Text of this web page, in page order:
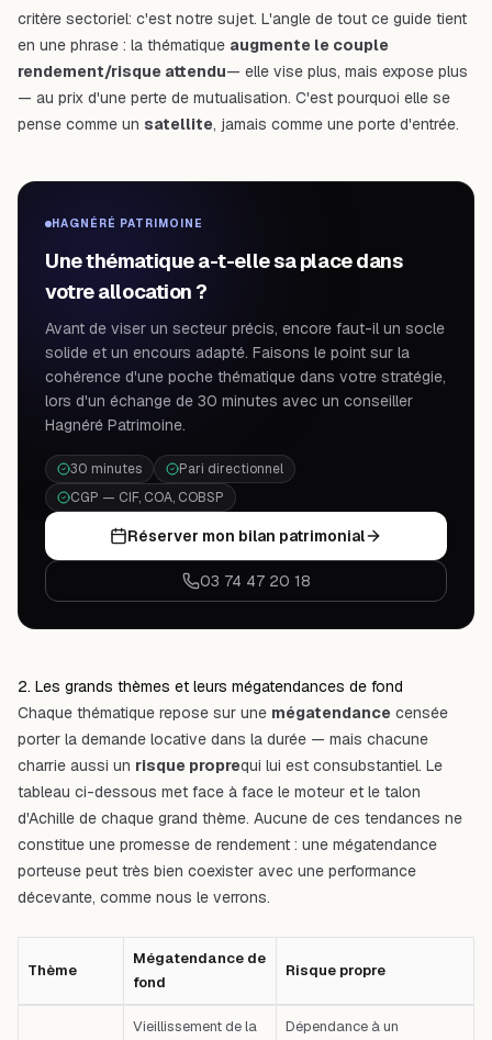
critère sectoriel: c'est notre sujet. L'angle de tout ce guide tient
en une phrase : la thématique augmente le couple
rendement/risque attendu— elle vise plus, mais expose plus
— au prix d'une perte de mutualisation. C'est pourquoi elle se
pense comme un satellite, jamais comme une porte d'entrée.
HAGNÉRÉ PATRIMOINE
Une thématique a-t-elle sa place dans
votre allocation ?
Avant de viser un secteur précis, encore faut-il un socle
solide et un encours adapté. Faisons le point sur la
cohérence d'une poche thématique dans votre stratégie,
lors d'un échange de 30 minutes avec un conseiller
Hagnéré Patrimoine.
30 minutes
Pari directionnel
CGP — CIF, COA, COBSP
Réserver mon bilan patrimonial
03 74 47 20 18
2. Les grands thèmes et leurs mégatendances de fond
Chaque thématique repose sur une mégatendance censée
porter la demande locative dans la durée — mais chacune
charrie aussi un risque proprequi lui est consubstantiel. Le
tableau ci-dessous met face à face le moteur et le talon
d'Achille de chaque grand thème. Aucune de ces tendances ne
constitue une promesse de rendement : une mégatendance
porteuse peut très bien coexister avec une performance
décevante, comme nous le verrons.
Thème
Mégatendance de
fond
Risque propre
Vieillissement de la
Dépendance à un